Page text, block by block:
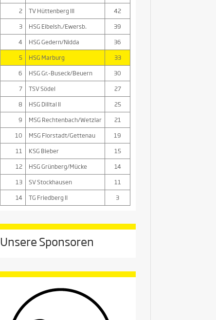
2
TV Hüttenberg III
42
3
HSG Eibelsh./Ewersb.
39
4
HSG Gedern/Nidda
36
5
HSG Marburg
33
6
HSG Gr.-Buseck/Beuern
30
7
TSV Södel
27
8
HSG Dilltal II
25
9
MSG Rechtenbach/Wetzlar
21
10
MSG Florstadt/Gettenau
19
11
KSG Bieber
15
12
HSG Grünberg/Mücke
14
13
SV Stockhausen
11
14
TG Friedberg II 3
Unsere Sponsoren